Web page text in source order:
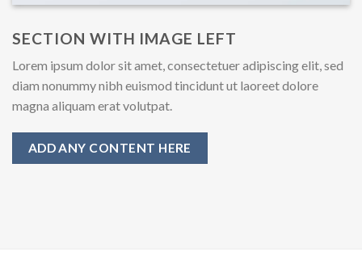
SECTION WITH IMAGE LEFT
Lorem ipsum dolor sit amet, consectetuer adipiscing elit, sed
diam nonummy nibh euismod tincidunt ut laoreet dolore
magna aliquam erat volutpat.
ADD ANY CONTENT HERE